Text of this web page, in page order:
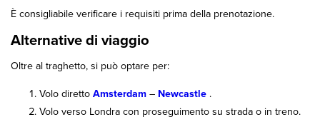
È consigliabile verificare i requisiti prima della prenotazione.
Alternative di viaggio
Oltre al traghetto, si può optare per:
Volo diretto Amsterdam – Newcastle .
Volo verso Londra con proseguimento su strada o in treno.